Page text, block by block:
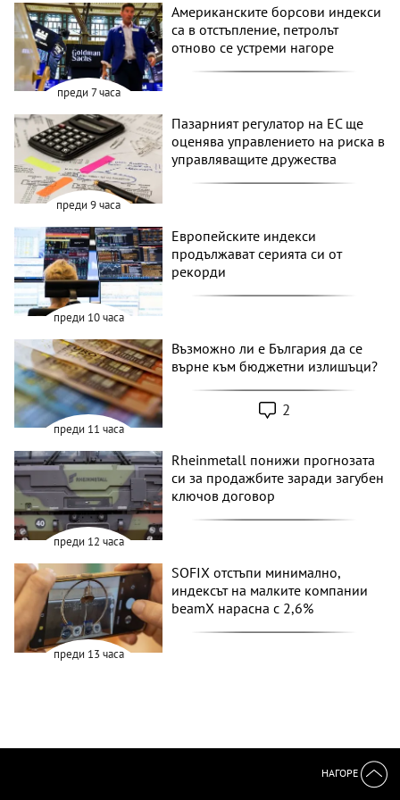
преди 7 часа
Американските борсови индекси
са в отстъпление, петролът
отново се устреми нагоре
преди 9 часа
Пазарният регулатор на ЕС ще
оценява управлението на риска в
управляващите дружества
преди 10 часа
Европейските индекси
продължават серията си от
рекорди
преди 11 часа
Възможно ли е България да се
върне към бюджетни излишъци?
2
преди 12 часа
Rheinmetall понижи прогнозата
си за продажбите заради загубен
ключов договор
преди 13 часа
SOFIX отстъпи минимално,
индексът на малките компании
beamX нарасна с 2,6%
НАГОРЕ